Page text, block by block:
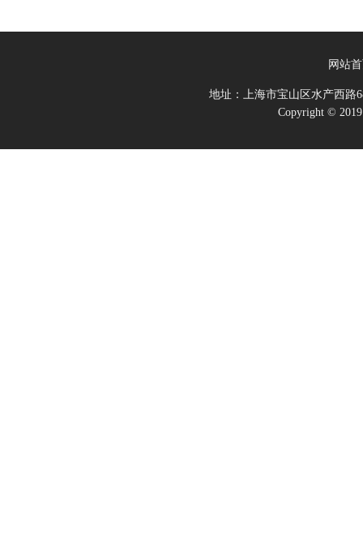
网站
地址：上海市宝山区水产西路
Copyright ©